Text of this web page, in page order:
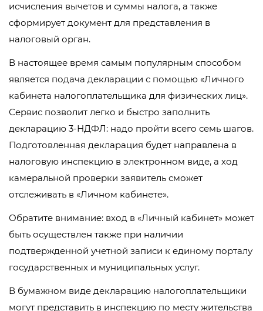
исчисления вычетов и суммы налога, а также
сформирует документ для представления в
налоговый орган.
В настоящее время самым популярным способом
является подача декларации с помощью «Личного
кабинета налогоплательщика для физических лиц».
Сервис позволит легко и быстро заполнить
декларацию 3-НДФЛ: надо пройти всего семь шагов.
Подготовленная декларация будет направлена в
налоговую инспекцию в электронном виде, а ход
камеральной проверки заявитель сможет
отслеживать в «Личном кабинете».
Обратите внимание: вход в «Личный кабинет» может
быть осуществлен также при наличии
подтвержденной учетной записи к единому порталу
государственных и муниципальных услуг.
В бумажном виде декларацию налогоплательщики
могут представить в инспекцию по месту жительства